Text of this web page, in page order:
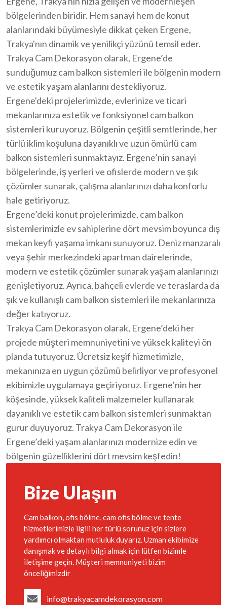
bölgelerinden biridir. Hem sanayi hem de konut
alanlarındaki büyümesiyle dikkat çeken Ergene,
Trakya'nın dinamik ve yenilikçi yüzünü temsil eder.
Trakya Cam Dekorasyon olarak, Ergene’de
sunduğumuz cam balkon sistemleri ile bölgenin modern
ve estetik yaşam alanlarını destekliyoruz.
Ergene'deki projelerimizde, evlerinize ve ticari
mekanlarınıza estetik ve fonksiyonel cam balkon
sistemleri kuruyoruz. Bölgenin çeşitli semtlerinde, her
türlü iklim koşuluna dayanıklı ve uzun ömürlü cam
balkon sistemleri sunmaktayız. Ergene’nin sanayi
bölgelerinde, iş yerleri ve ofislerde modern ve şık
çözümler sunarak, çalışma alanlarınızı daha konforlu
hale getiriyoruz.
Ergene’deki konut projelerimizde, cam balkon
sistemlerimizle ev sahiplerine dört mevsim boyunca dış
mekan keyfi yaşama imkanı sunuyoruz. Deniz manzaralı
veya şehir merkezindeki apartman dairelerinde,
modern ve estetik çözümler sunarak yaşam alanlarınızı
genişletiyoruz. Ayrıca, bahçeli evlerde ve teraslarda da
şık ve kullanışlı cam balkon sistemleri ile mekanlarınıza
değer katıyoruz.
Trakya Cam Dekorasyon olarak, Ergene’deki her
projede müşteri memnuniyetini ve yüksek kaliteyi ön
planda tutuyoruz. Ücretsiz keşif hizmetimizle,
mekanınıza en uygun çözümü belirliyor ve profesyonel
ekibimizle uygulamaya geçiriyoruz. Ergene’nin her
köşesinde, yüksek kaliteli malzemeler kullanarak
dayanıklı ve estetik cam balkon sistemleri sunmaktan
gurur duyuyoruz. Trakya Cam Dekorasyon ile
Ergene’deki yaşam alanlarınızı modernize edin ve
bölgenin güzelliklerini dört mevsim keşfedin!
Bize Ulaşın
Cam balkon, ofis bölme, cam ofis bölme ve tente
hizmetlerimizle ilgili her türlü sorunuz için sizlere
yardımcı olmaktan mutluluk duyarız. Uzman ekibimize
danışmak ve detaylı bilgi almak için lütfen bizimle
iletişime geçin. Müşteri memnuniyeti bizim
önceliğimizdir
info@trakyacamdekorasyon.com